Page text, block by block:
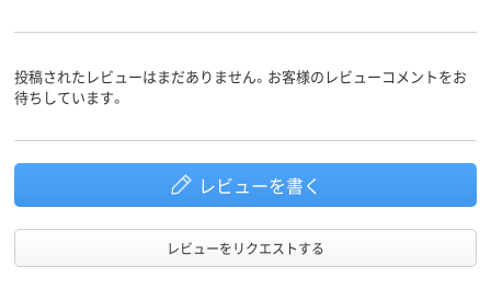
自動両面
印刷機能
あり なし あり
保証期間 購入日から1年間 購入日から1年間 購入日から1
投稿されたレビューはまだありません。お客様のレビューコメントをお
待ちしています。
レビューを書く
レビューをリクエストする